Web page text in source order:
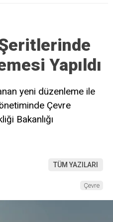
Şeritlerinde
Yapıldı
yeni düzenleme ile
Çevre
Bakanlığı
TÜM YAZILARI
Çevre